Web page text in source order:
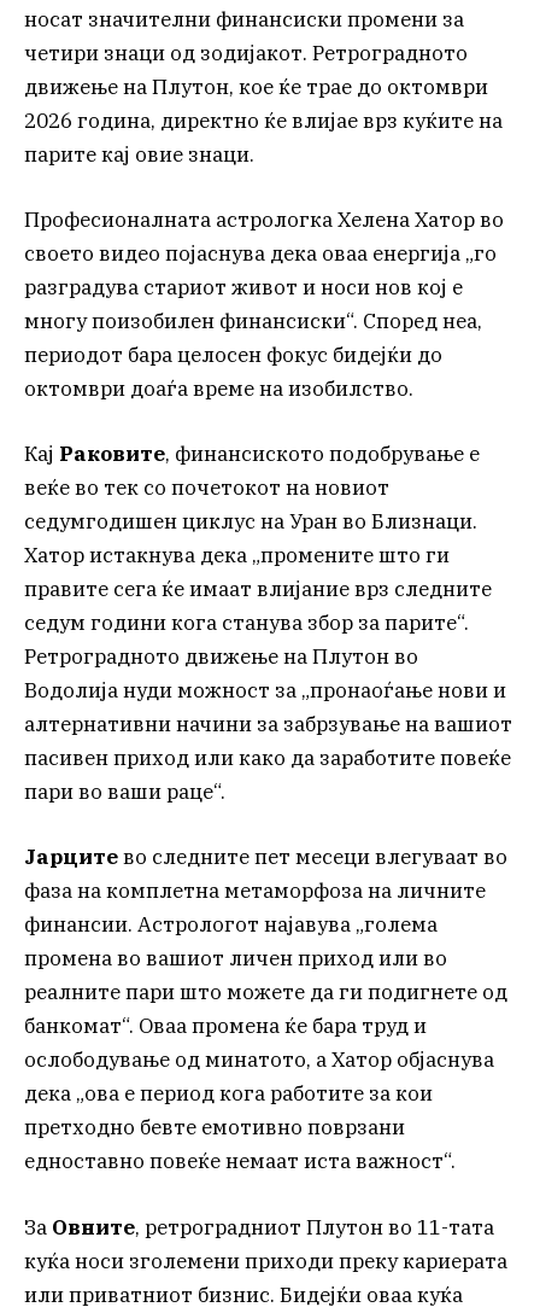
носат значителни финансиски промени за
четири знаци од зодијакот. Ретроградното
движење на Плутон, кое ќе трае до октомври
2026 година, директно ќе влијае врз куќите на
парите кај овие знаци.
Професионалната астрологка Хелена Хатор во
своето видео појаснува дека оваа енергија „го
разградува стариот живот и носи нов кој е
многу поизобилен финансиски“. Според неа,
периодот бара целосен фокус бидејќи до
октомври доаѓа време на изобилство.
Кај Раковите, финансиското подобрување е
веќе во тек со почетокот на новиот
седумгодишен циклус на Уран во Близнаци.
Хатор истакнува дека „промените што ги
правите сега ќе имаат влијание врз следните
седум години кога станува збор за парите“.
Ретроградното движење на Плутон во
Водолија нуди можност за „пронаоѓање нови и
алтернативни начини за забрзување на вашиот
пасивен приход или како да заработите повеќе
пари во ваши раце“.
Јарцитево следните пет месеци влегуваат во
фаза на комплетна метаморфоза на личните
финансии. Астрологот најавува „голема
промена во вашиот личен приход или во
реалните пари што можете да ги подигнете од
банкомат“. Оваа промена ќе бара труд и
ослободување од минатото, а Хатор објаснува
дека „ова е период кога работите за кои
претходно бевте емотивно поврзани
едноставно повеќе немаат иста важност“.
За Овните, ретроградниот Плутон во 11-тата
куќа носи зголемени приходи преку кариерата
или приватниот бизнис. Бидејќи оваа куќа